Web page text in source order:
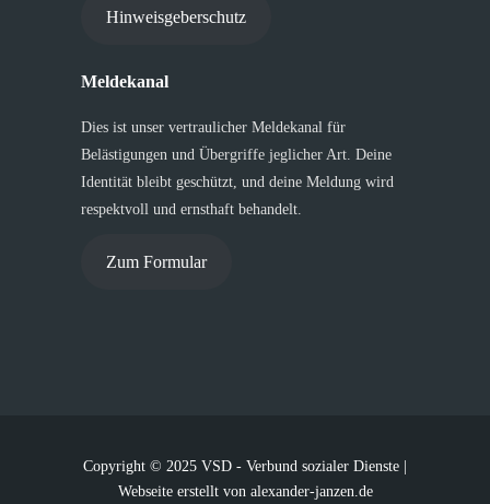
Hinweisgeberschutz
Meldekanal
Dies ist unser vertraulicher Meldekanal für
Belästigungen und Übergriffe jeglicher Art. Deine
Identität bleibt geschützt, und deine Meldung wird
respektvoll und ernsthaft behandelt.
Zum Formular
Copyright © 2025 VSD - Verbund sozialer Dienste |
Webseite erstellt von alexander-janzen.de